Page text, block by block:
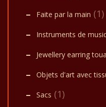
Faite par la main (1)
Instruments de
Jewellery earring
Objets d'art avec
Sacs (1)